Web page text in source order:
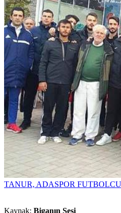
TANUR, ADASPOR
Kaynak: Biganın Sesi